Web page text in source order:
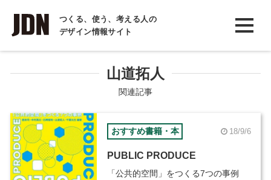
つくる、使う、考える人の
デザイン情報サイト
INTERVIEW
インタビュー
COLUMN
コラム
山道拓人
関連記事
おすすめ書籍・本 18/9/6
PUBLIC PRODUCE
「公共的空間」をつくる7つの事例